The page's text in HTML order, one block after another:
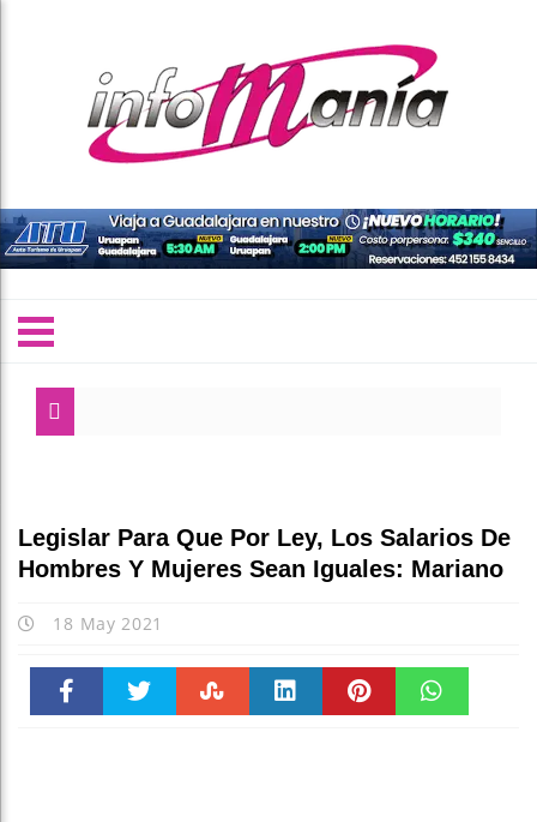
Legislar Para Que Por Ley, Los Salarios De
Hombres Y Mujeres Sean Iguales: Mariano
18 May 2021